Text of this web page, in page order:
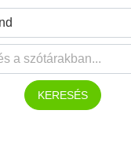
KERESÉS